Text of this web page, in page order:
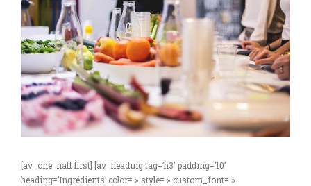
[av_one_half first] [av_heading tag=’h3′ padding=’10’
heading=’Ingrédients’ color= » style= » custom_font= »